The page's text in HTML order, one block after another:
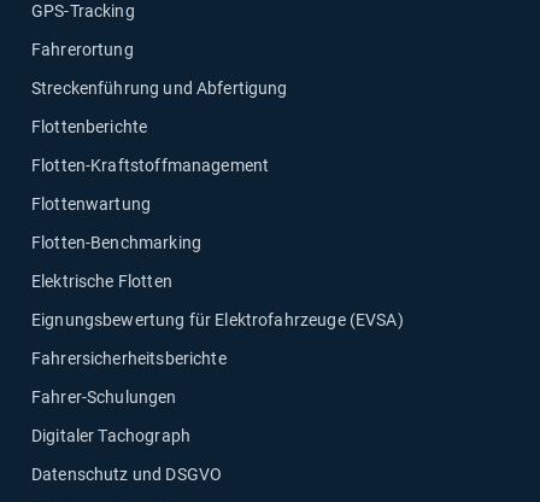
GPS-Tracking
Fahrerortung
Streckenführung und Abfertigung
Flottenberichte
Flotten-Kraftstoffmanagement
Flottenwartung
Flotten-Benchmarking
Elektrische Flotten
Eignungsbewertung für Elektrofahrzeuge (EVSA)
Fahrersicherheitsberichte
Fahrer-Schulungen
Digitaler Tachograph
Datenschutz und DSGVO